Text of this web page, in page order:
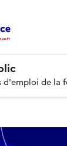
d'emploi de la